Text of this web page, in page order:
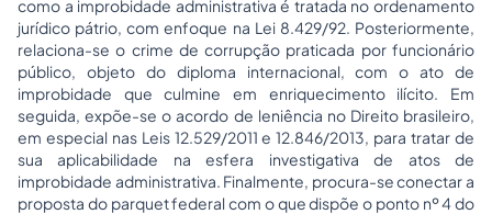
como a improbidade administrativa é tratada no ordenamento
jurídico pátrio, com enfoque na Lei 8.429/92. Posteriormente,
relaciona-se o crime de corrupção praticada por funcionário
público, objeto do diploma internacional, com o ato de
improbidade que culmine em enriquecimento ilícito. Em
seguida, expõe-se o acordo de leniência no Direito brasileiro,
em especial nas Leis 12.529/2011 e 12.846/2013, para tratar de
sua aplicabilidade na esfera investigativa de atos de
improbidade administrativa. Finalmente, procura-se conectar a
proposta do parquet federal com o que dispõe o ponto nº 4 do